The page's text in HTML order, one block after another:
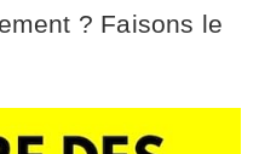
? Faisons le